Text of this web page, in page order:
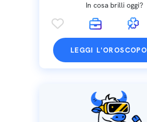
In cosa brilli oggi?
LEGGI L'OROSCOPO